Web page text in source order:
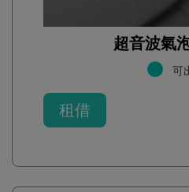
超音波氣
可
租借